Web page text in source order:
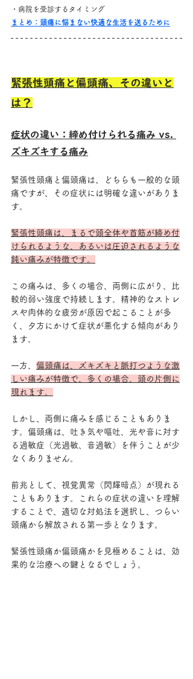
・病院を受診するタイミング
まとめ：頭痛に悩まない快適な生活を送るために
緊張性頭痛と偏頭痛、その違いと
は？
症状の違い：締め付けられる痛み vs.
ズキズキする痛み
緊張性頭痛と偏頭痛は、どちらも一般的な頭
痛ですが、その症状には明確な違いがありま
す。
緊張性頭痛は、まるで頭全体や首筋が締め付
けられるような、あるいは圧迫されるような
鈍い痛みが特徴です。
この痛みは、多くの場合、両側に広がり、比
較的弱い強度で持続します。精神的なストレ
スや肉体的な疲労が原因で起こることが多
く、夕方にかけて症状が悪化する傾向があり
ます。
一方、 偏頭痛は、ズキズキと脈打つような激
しい痛みが特徴で、多くの場合、頭の片側に
現れます。
しかし、両側に痛みを感じることもありま
す。偏頭痛は、吐き気や嘔吐、光や音に対す
る過敏症（光過敏、音過敏）を伴うことが少
なくありません。
前兆として、視覚異常（閃輝暗点）が現れる
こともあります。これらの症状の違いを理解
することで、適切な対処法を選択し、つらい
頭痛から解放される第一歩となります。
緊張性頭痛か偏頭痛かを見極めることは、効
果的な治療への鍵となるでしょう。